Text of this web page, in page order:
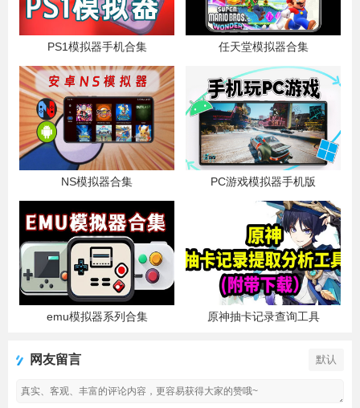
PS1模拟器手机合集 任天堂模拟器合集
NS模拟器合集 PC游戏模拟器手机版
emu模拟器系列合集 原神抽卡记录查询工具
网友留言 默认